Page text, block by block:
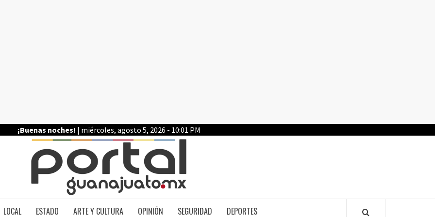
¡Buenas noches! | miércoles, agosto 5, 2026 - 10:01 PM
LOCAL ESTADO ARTE Y CULTURA OPINIÓN SEGURIDAD DEPORTES